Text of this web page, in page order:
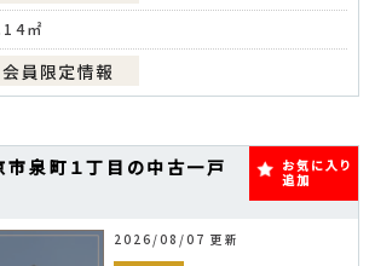
㎡
泉町１丁目の中古一戸
お気に入り
追加
2026/08/07 更新